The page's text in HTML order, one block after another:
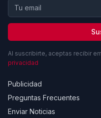
Al suscribirte, aceptas recibir
privacidad
Publicidad
Preguntas Frecuentes
Enviar Noticias